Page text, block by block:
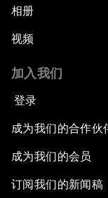
相册
视频
加入我们
登录
成为我们的合作伙
成为我们的会员
订阅我们的新闻稿